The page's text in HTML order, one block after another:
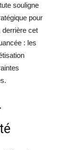
souligne
pour
derrière cet
: les